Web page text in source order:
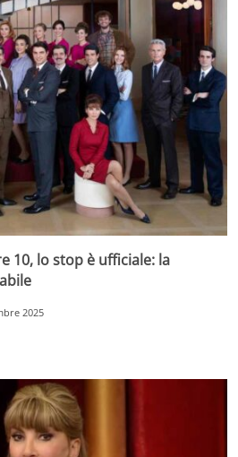
10, lo stop è ufficiale: la
2025